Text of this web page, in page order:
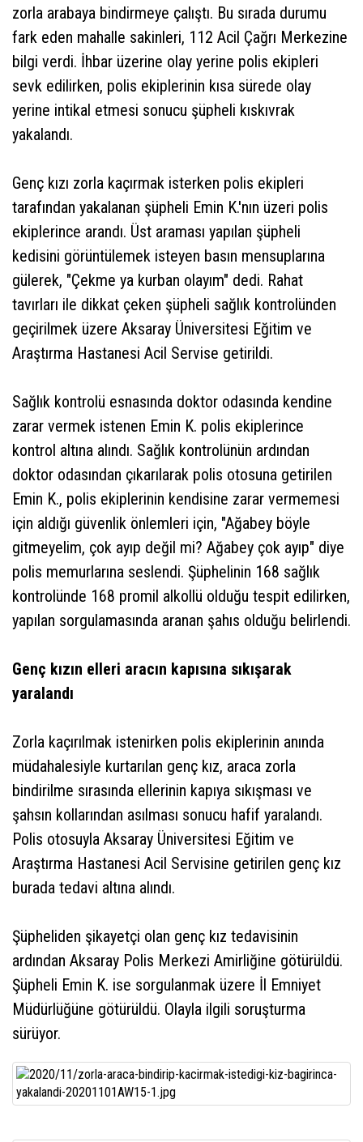
zorla arabaya bindirmeye çalıştı. Bu sırada durumu
fark eden mahalle sakinleri, 112 Acil Çağrı Merkezine
bilgi verdi. İhbar üzerine olay yerine polis ekipleri
sevk edilirken, polis ekiplerinin kısa sürede olay
yerine intikal etmesi sonucu şüpheli kıskıvrak
yakalandı.
Genç kızı zorla kaçırmak isterken polis ekipleri
tarafından yakalanan şüpheli Emin K.'nın üzeri polis
ekiplerince arandı. Üst araması yapılan şüpheli
kedisini görüntülemek isteyen basın mensuplarına
gülerek, "Çekme ya kurban olayım" dedi. Rahat
tavırları ile dikkat çeken şüpheli sağlık kontrolünden
geçirilmek üzere Aksaray Üniversitesi Eğitim ve
Araştırma Hastanesi Acil Servise getirildi.
Sağlık kontrolü esnasında doktor odasında kendine
zarar vermek istenen Emin K. polis ekiplerince
kontrol altına alındı. Sağlık kontrolünün ardından
doktor odasından çıkarılarak polis otosuna getirilen
Emin K., polis ekiplerinin kendisine zarar vermemesi
için aldığı güvenlik önlemleri için, "Ağabey böyle
gitmeyelim, çok ayıp değil mi? Ağabey çok ayıp" diye
polis memurlarına seslendi. Şüphelinin 168 sağlık
kontrolünde 168 promil alkollü olduğu tespit edilirken,
yapılan sorgulamasında aranan şahıs olduğu belirlendi.
Genç kızın elleri aracın kapısına sıkışarak
yaralandı
Zorla kaçırılmak istenirken polis ekiplerinin anında
müdahalesiyle kurtarılan genç kız, araca zorla
bindirilme sırasında ellerinin kapıya sıkışması ve
şahsın kollarından asılması sonucu hafif yaralandı.
Polis otosuyla Aksaray Üniversitesi Eğitim ve
Araştırma Hastanesi Acil Servisine getirilen genç kız
burada tedavi altına alındı.
Şüpheliden şikayetçi olan genç kız tedavisinin
ardından Aksaray Polis Merkezi Amirliğine götürüldü.
Şüpheli Emin K. ise sorgulanmak üzere İl Emniyet
Müdürlüğüne götürüldü. Olayla ilgili soruşturma
sürüyor.